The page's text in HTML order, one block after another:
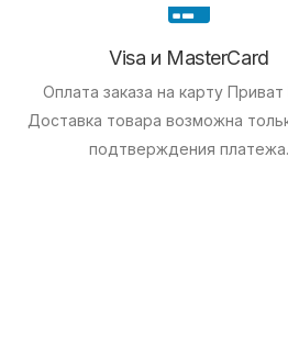
Visa и MasterCard
Оплата заказа на карту Приват
Доставка товара возможна
подтверждения платежа.